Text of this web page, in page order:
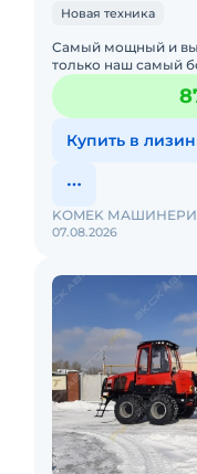
Новая техника
Cамый мощный и
только нaш сaмый
пpeдcтавителем
макcимальн
Купить в
07.08.2026
KOMEK МАШИНЕРИ